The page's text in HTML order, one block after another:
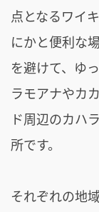
点となるワイ
にかと便利な
を避けて、ゆ
ラモアナやカ
ド周辺のカハ
所です。
それぞれの地